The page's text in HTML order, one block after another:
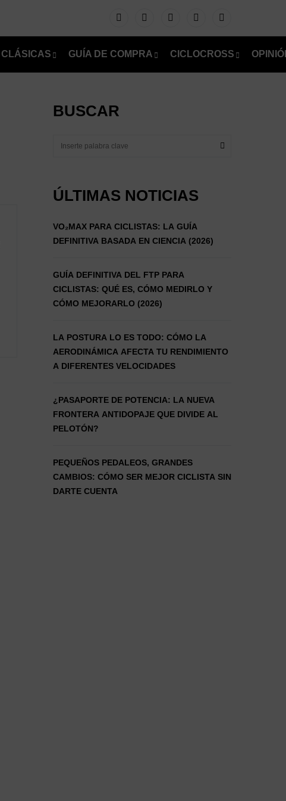
CLÁSICAS GUÍA DE COMPRA CICLOCROSS
BUSCAR
ÚLTIMAS NOTICIAS
VO₂MAX PARA CICLISTAS: LA GUÍA
DEFINITIVA BASADA EN CIENCIA (2026)
GUÍA DEFINITIVA DEL FTP PARA
CICLISTAS: QUÉ ES, CÓMO MEDIRLO Y
CÓMO MEJORARLO (2026)
LA POSTURA LO ES TODO: CÓMO LA
AERODINÁMICA AFECTA TU RENDIMIENTO
A DIFERENTES VELOCIDADES
¿PASAPORTE DE POTENCIA: LA NUEVA
FRONTERA ANTIDOPAJE QUE DIVIDE AL
PELOTÓN?
PEQUEÑOS PEDALEOS, GRANDES
CAMBIOS: CÓMO SER MEJOR CICLISTA SIN
DARTE CUENTA